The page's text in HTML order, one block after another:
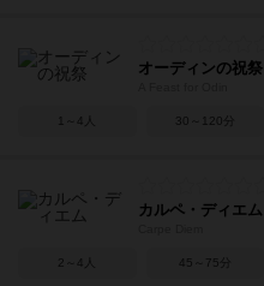
オーディンの祝祭
1～4人 30～120分
カルペ・ディエム
2～4人 45～75分